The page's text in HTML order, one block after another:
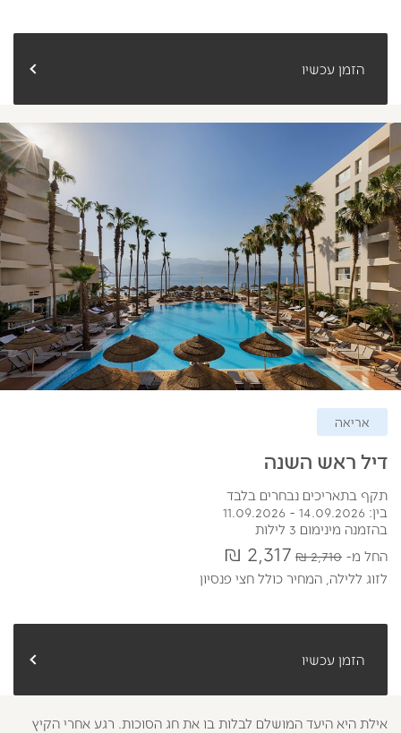
הזמן עכשיו
אריאה
דיל ראש השנה
תקף בתאריכים נבחרים בלבד
בין: 14.09.2026 - 11.09.2026
בהזמנה מינימום 3 לילות
החל מ
2,710 ₪
2,317 ₪
לזוג ללילה, המחיר כולל חצי פנסיון
הזמן עכשיו
אילת היא היעד המושלם לבלות בו את חג הסוכות. רגע אחרי הקיץ